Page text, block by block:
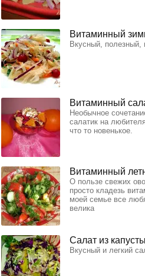
Витаминный
Вкусный, полезный,
Витаминный
Необычное
салатик на
что то новенькое.
Витаминный
О пользе свежих
просто кладезь
моей семье все
велика
Салат из капусты
Вкусный и легкий